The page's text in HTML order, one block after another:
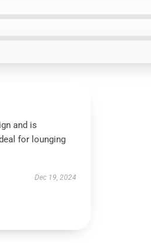
and is
for lounging
Dec 19, 2024